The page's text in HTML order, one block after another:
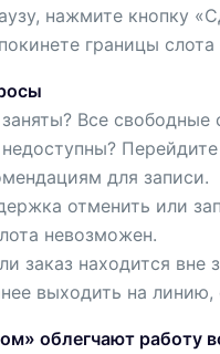
нажмите кнопку
границы
Все свободные
для записи.
отменить или
невозможен.
заказ находится
выходить на
облегчают работу